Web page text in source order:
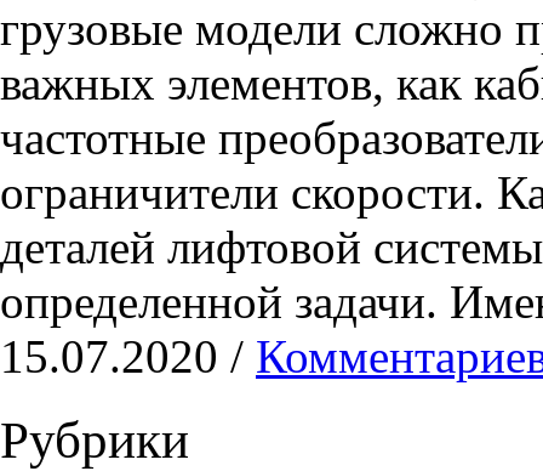
грузовые модели сложно
важных элементов, как
частотные
ограничители скорости.
деталей лифтовой
определенной задачи.
15.07.2020 /
Рубрики